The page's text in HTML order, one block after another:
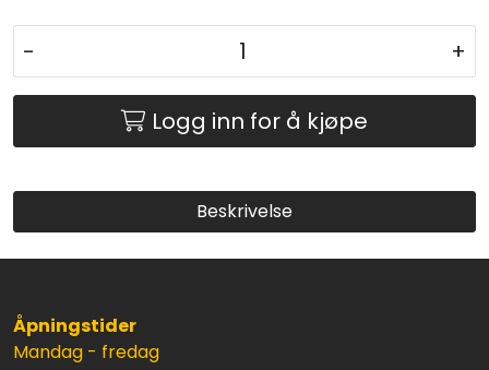
- +
Logg inn for å kjøpe
Beskrivelse
Åpningstider
Mandag - fredag